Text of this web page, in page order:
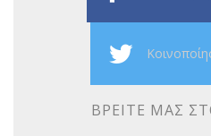
ΒΡΕΊΤΕ ΜΑΣ